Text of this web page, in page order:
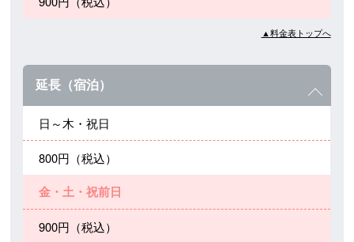
▲料金表トップへ
延長（宿泊）
日～木・祝日
800円（税込）
金・土・祝前日
900円（税込）